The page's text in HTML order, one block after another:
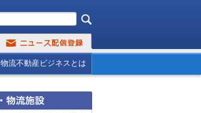
物流不動産ビジネスとは